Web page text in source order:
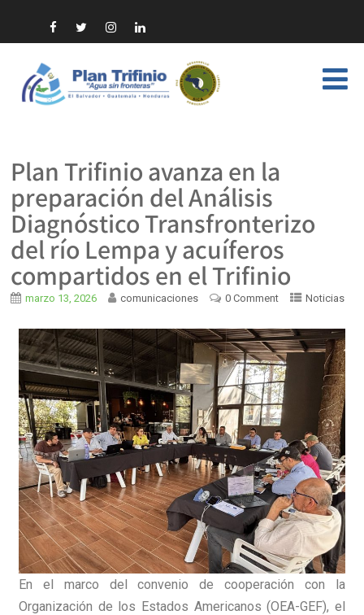
Plan Trifinio avanza en la
preparación del Análisis
Diagnóstico Transfronterizo
del río Lempa y acuíferos
compartidos en el Trifinio
marzo 13, 2026 comunicaciones 0 Comment Noticias
En el marco del convenio de cooperación con la
Organización de los Estados Americanos (OEA-GEF), el